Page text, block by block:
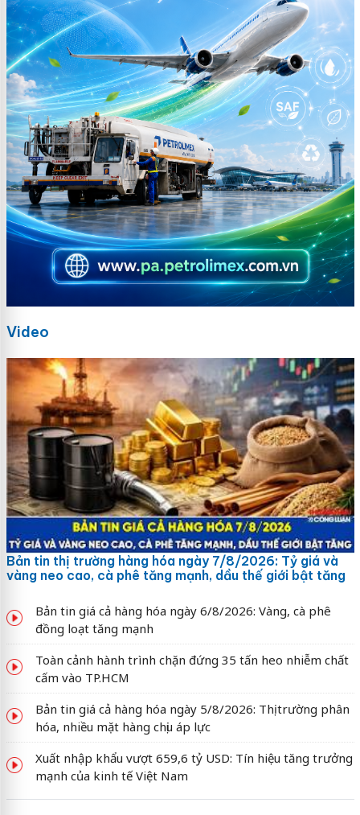
Video
Bản tin thị trường hàng hóa ngày 7/8/2026: Tỷ giá và
vàng neo cao, cà phê tăng mạnh, dầu thế giới bật tăng
Bản tin giá cả hàng hóa ngày 6/8/2026: Vàng, cà phê
đồng loạt tăng mạnh
Toàn cảnh hành trình chặn đứng 35 tấn heo nhiễm chất
cấm vào TP.HCM
Bản tin giá cả hàng hóa ngày 5/8/2026: Thị trường phân
hóa, nhiều mặt hàng chịu áp lực
Xuất nhập khẩu vượt 659,6 tỷ USD: Tín hiệu tăng trưởng
mạnh của kinh tế Việt Nam